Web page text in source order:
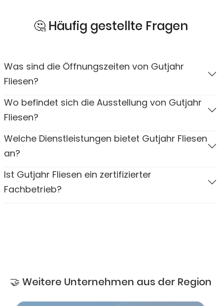
🤔 Häufig gestellte Fragen
Was sind die Öffnungszeiten von Gutjahr
Fliesen?
Wo befindet sich die Ausstellung von Gutjahr
Fliesen?
Welche Dienstleistungen bietet Gutjahr Fliesen
an?
Ist Gutjahr Fliesen ein zertifizierter
Fachbetrieb?
🤝 Weitere Unternehmen aus der Region